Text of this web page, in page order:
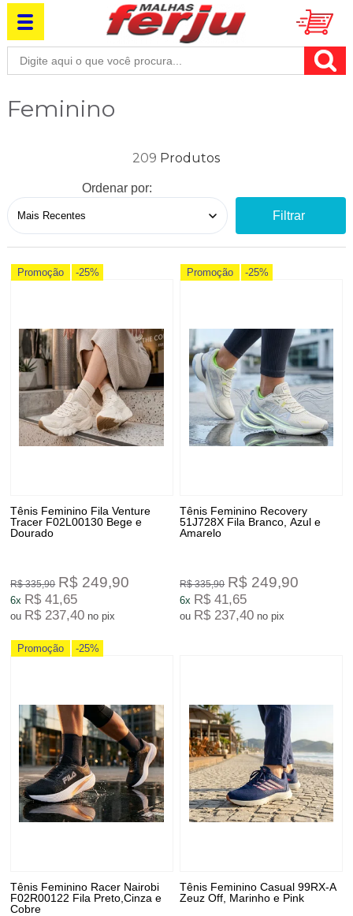
Feminino
209
Ordenar por:
Filtrar
Promoção -25%
Tênis Feminino Fila Venture
Tracer F02L00130 Bege e
Dourado
R$ 335,90 R$ 249,90
6x R$ 41,65
ou R$ 237,40 no pix
Promoção -25%
Tênis Feminino Recovery
51J728X Fila Branco, Azul e
Amarelo
R$ 335,90 R$ 249,90
6x R$ 41,65
ou R$ 237,40 no pix
Promoção -25%
Tênis Feminino Racer Nairobi
F02R00122 Fila Preto,Cinza e
Cobre
Tênis Feminino Casual 99RX-A
Zeuz Off, Marinho e Pink